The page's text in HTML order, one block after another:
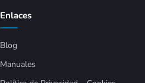
Enlaces
Blog
Manuales